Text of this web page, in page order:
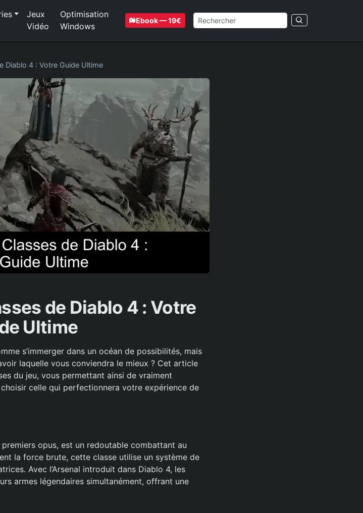
Jeux
Vidéo
Optimisation
Windows
Ebook — 19€
Diablo 4 : Votre Guide Ultime
de Diablo 4 : Votre
Ultime
s’immerger dans un océan de possibilités, mais
laquelle vous conviendra le mieux ? Cet article
du jeu, vous permettant ainsi de vraiment
celle qui perfectionnera votre expérience de
opus, est un redoutable combattant au
la force brute, cette classe utilise un système de
Avec l’Arsenal introduit dans Diablo 4, les
armes légendaires simultanément, offrant une